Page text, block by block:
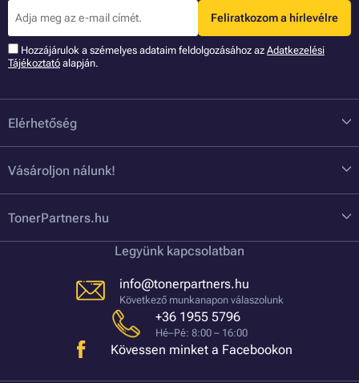
Feliratkozom a hírlevélre
Hozzájárulok a szémelyes adataim feldolgozásához az Adatkezelési
Tájékoztató alapján.
Elérhetőség
Vásároljon nálunk!
TonerPartners.hu
Legyünk kapcsolatban
info@tonerpartners.hu
Következő munkanapon válaszolunk
+36 1955 5796
Hé–Pé: 8:00 – 16:00
Kövessen minket a Facebookon